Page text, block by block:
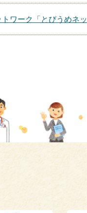
ワーク「とびうめネ